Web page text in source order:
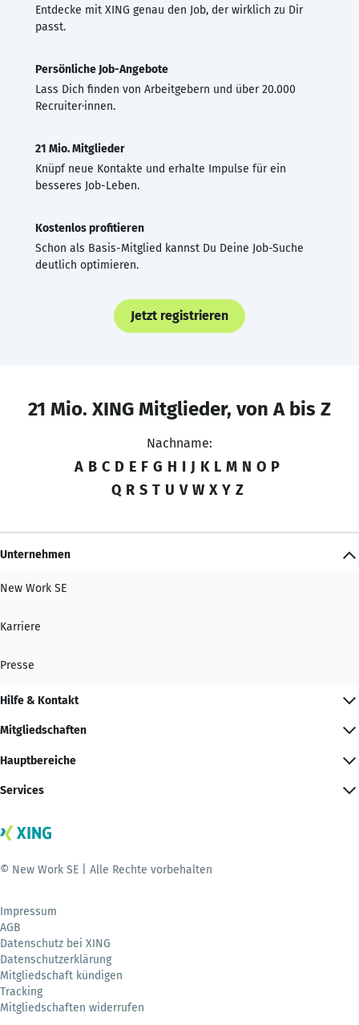
Entdecke mit XING genau den Job, der wirklich zu Dir
passt.
Persönliche Job-Angebote
Lass Dich finden von Arbeitgebern und über 20.000
Recruiter·innen.
21 Mio. Mitglieder
Knüpf neue Kontakte und erhalte Impulse für ein
besseres Job-Leben.
Kostenlos profitieren
Schon als Basis-Mitglied kannst Du Deine Job-Suche
deutlich optimieren.
Jetzt registrieren
21 Mio. XING Mitglieder, von A bis Z
Nachname:
A B C D E F G H I J K L M N O P
Q R S T U V W X Y Z
Unternehmen
New Work SE
Karriere
Presse
Hilfe & Kontakt
Mitgliedschaften
Hauptbereiche
Services
© New Work SE | Alle Rechte vorbehalten
Impressum
AGB
Datenschutz bei XING
Datenschutzerklärung
Mitgliedschaft kündigen
Tracking
Mitgliedschaften widerrufen